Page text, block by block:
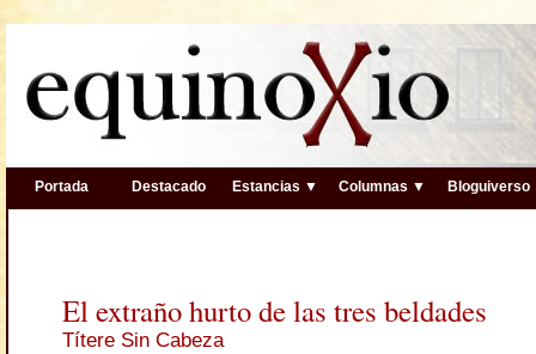
Portada Destacado Estancias ▼ Columnas ▼ Bloguiverso
El extraño hurto de las tres beldades
Títere Sin Cabeza